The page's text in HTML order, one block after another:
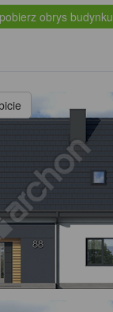
pobierz obrys budynku